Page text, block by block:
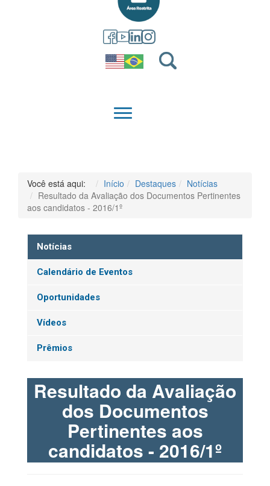
QUEM SOMOS
Você está aqui: Início Destaques
Notícias
Resultado da Avaliação dos Documentos Pertinentes
aos candidatos - 2016/1º
Notícias
Calendário de Eventos
Oportunidades
Vídeos
Prêmios
Resultado da Avaliação
dos Documentos
Pertinentes aos
candidatos - 2016/1º